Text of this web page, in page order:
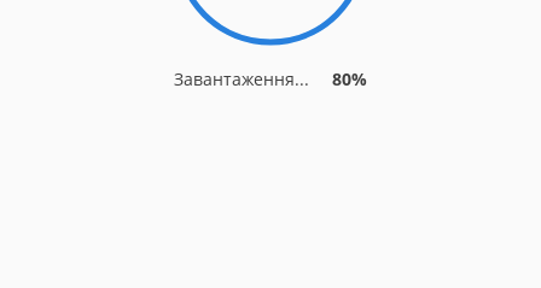
Завантаження... 80%